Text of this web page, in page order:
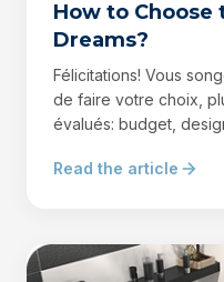
How to Choose
Dreams?
Félicitations! Vous
de faire votre choix,
évalués: budget,
Read the article